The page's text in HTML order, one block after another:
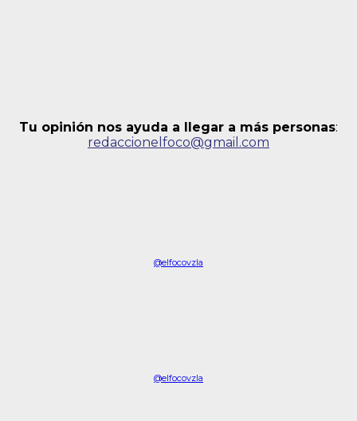
Tu opinión nos ayuda a llegar a más personas:
redaccionelfoco@gmail.com
@elfocovzla
@elfocovzla